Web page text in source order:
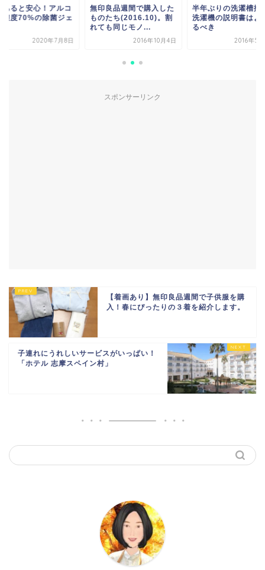
あると安心！アルコ
濃度70%の除菌ジェ
2020年7月8日
無印良品週間で購入した
ものたち(2016.10)。割
れても同じモノ...
2016年10月4日
半年ぶりの洗濯槽掃
洗濯機の説明書はよ
るべき
2016年5
スポンサーリンク
【着画あり】無印良品週間で子供服を購
入！春にぴったりの３着を紹介します。
子連れにうれしいサービスがいっぱい！
「ホテル 志摩スペイン村」